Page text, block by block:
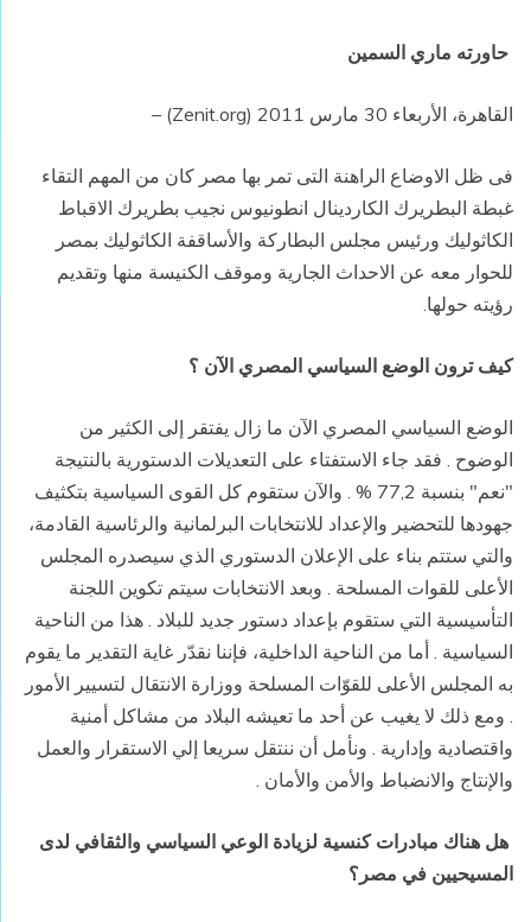
حاورته ماري السمين
القاهرة، الأربعاء 30 مارس 2011 (Zenit.org) –
فى ظل الاوضاع الراهنة التى تمر بها مصر كان من المهم التقاء
غبطة البطريرك الكاردينال انطونيوس نجيب بطريرك الاقباط
الكاثوليك ورئيس مجلس البطاركة والأساقفة الكاثوليك بمصر
للحوار معه عن الاحداث الجارية وموقف الكنيسة منها وتقديم
رؤيته حولها.
كيف ترون الوضع السياسي المصري الآن ؟
الوضع السياسي المصري الآن ما زال يفتقر إلى الكثير من
الوضوح . فقد جاء الاستفتاء على التعديلات الدستورية بالنتيجة
"نعم" بنسبة 77,2 % . والآن ستقوم كل القوى السياسية بتكثيف
جهودها للتحضير والإعداد للانتخابات البرلمانية والرئاسية القادمة،
والتي ستتم بناء على الإعلان الدستوري الذي سيصدره المجلس
الأعلى للقوات المسلحة . وبعد الانتخابات سيتم تكوين اللجنة
التأسيسية التي ستقوم بإعداد دستور جديد للبلاد . هذا من الناحية
السياسية . أما من الناحية الداخلية، فإننا نقدّر غاية التقدير ما يقوم
به المجلس الأعلى للقوّات المسلحة ووزارة الانتقال لتسيير الأمور
. ومع ذلك لا يغيب عن أحد ما تعيشه البلاد من مشاكل أمنية
واقتصادية وإدارية . ونأمل أن ننتقل سريعا إلي الاستقرار والعمل
والإنتاج والانضباط والأمن والأمان .
هل هناك مبادرات كنسية لزيادة الوعي السياسي والثقافي لدى
المسيحيين في مصر؟